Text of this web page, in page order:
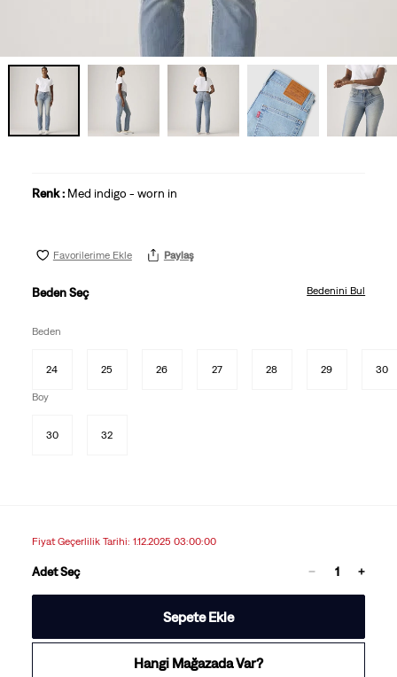
Renk : Med indigo - worn in
Favorilerime Ekle Paylaş
Beden Seç Bedenini Bul
Beden
24 25 26 27 28 29 30
Boy
30 32
Fiyat Geçerlilik Tarihi: 1.12.2025 03:00:00
Adet Seç
Sepete Ekle
Hangi Mağazada Var?